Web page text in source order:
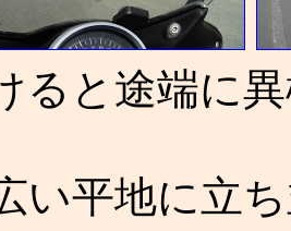
ると途端に
い平地に立